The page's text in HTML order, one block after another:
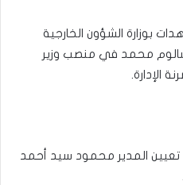
بوزارة الشؤون الخارجية
سالوم محمد في منصب وزير
الإدارة.
تعيين المدير محمود سيد أحمد